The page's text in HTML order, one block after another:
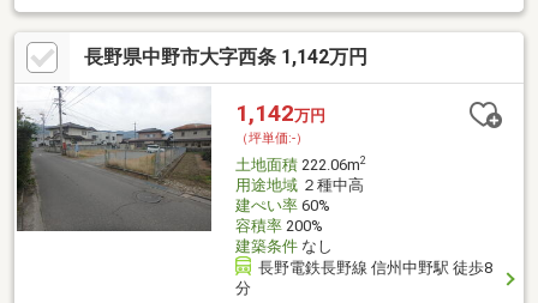
薬局(徒歩1分)・高野医院(徒歩3分)○●ONETEAM不動産なら資金計
画からサポート●〇 ローンに不安事ございませんか？・ローン
についてわからない・車のローンがある・他社で審査に落ちてし
まった など弊社はお客様に合ったローンのご提案いたします♪
長野県中野市大字西条 1,142万円
1,142万円
（坪単価:-）
土地面積222.06m2
用途地域２種中高
建ぺい率60%
容積率200%
建築条件なし
長野電鉄長野線 信州中野駅 徒歩8
分